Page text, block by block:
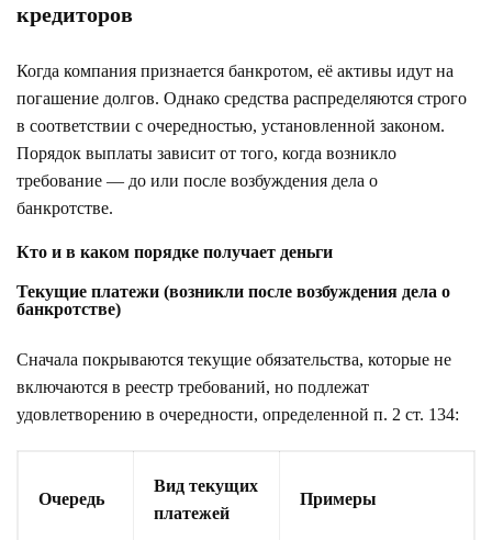
кредиторов
Когда компания признается банкротом, её активы идут на
погашение долгов. Однако средства распределяются строго
в соответствии с очередностью, установленной законом.
Порядок выплаты зависит от того, когда возникло
требование — до или после возбуждения дела о
банкротстве.
Кто и в каком порядке получает деньги
Текущие платежи (возникли после возбуждения дела о
банкротстве)
Сначала покрываются текущие обязательства, которые не
включаются в реестр требований, но подлежат
удовлетворению в очередности, определенной п. 2 ст. 134:
Очередь
Вид текущих
платежей
Примеры